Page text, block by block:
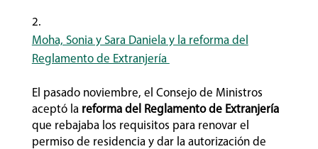
Moha, Sonia y Sara Daniela y la reforma del
Reglamento de Extranjería
El pasado noviembre, el Consejo de Ministros
aceptó la reforma del Reglamento de Extranjería
que rebajaba los requisitos para renovar el
permiso de residencia y dar la autorización de